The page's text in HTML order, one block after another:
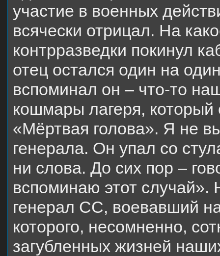
участие в военных
всячески отрицал. На
контрразведки покинул
отец остался один на
вспоминал он – что-то
кошмары лагеря,
«Мёртвая голова». Я не
генерала. Он упал со
ни слова. До сих пор –
вспоминаю этот случай».
генерал СС, воевавший
которого, несомненно,
загубленных жизней